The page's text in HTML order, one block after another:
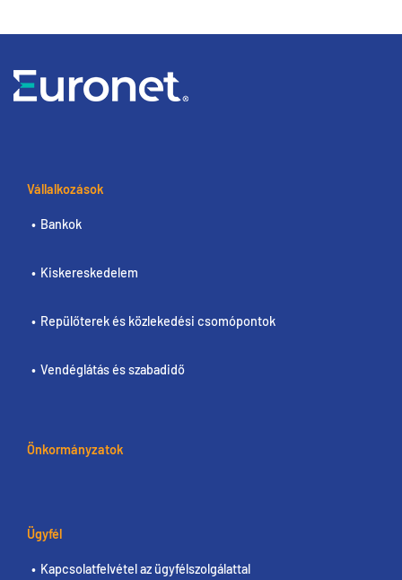
Vállalkozások
Bankok
Kiskereskedelem
Repülőterek és közlekedési csomópontok
Vendéglátás és szabadidő
Önkormányzatok
Ügyfél
Kapcsolatfelvétel az ügyfélszolgálattal